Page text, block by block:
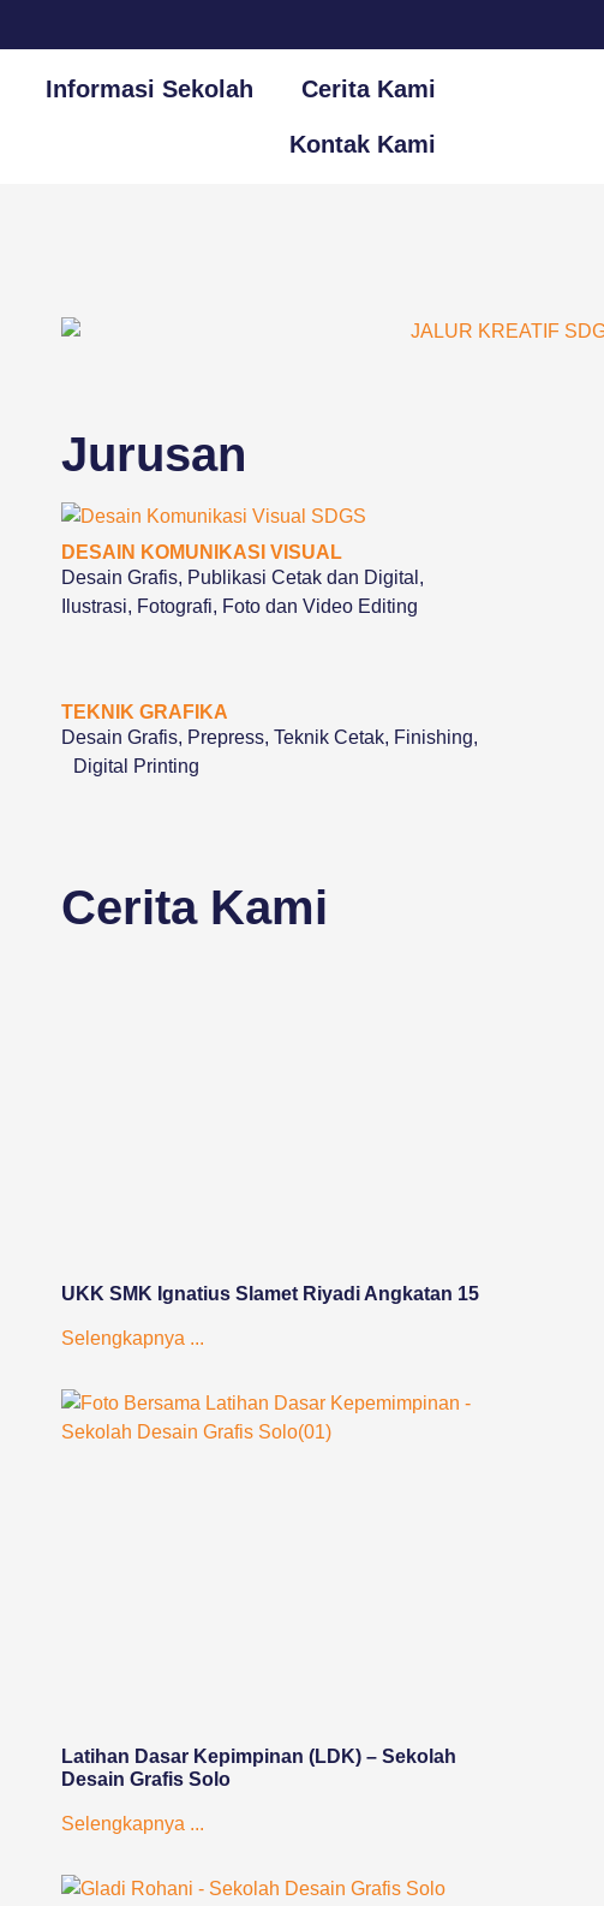
Informasi Sekolah Cerita Kami
Kontak Kami
Jurusan
DESAIN KOMUNIKASI VISUAL
Desain Grafis, Publikasi Cetak dan Digital,
Ilustrasi, Fotografi, Foto dan Video Editing
TEKNIK GRAFIKA
Desain Grafis, Prepress, Teknik Cetak, Finishing,
Digital Printing
Cerita Kami
UKK SMK Ignatius Slamet Riyadi Angkatan 15
Selengkapnya ...
Latihan Dasar Kepimpinan (LDK) – Sekolah
Desain Grafis Solo
Selengkapnya ...